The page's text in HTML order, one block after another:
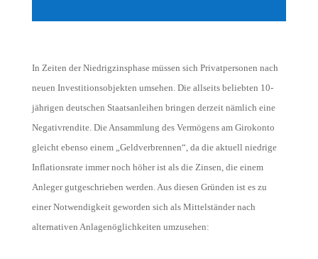
In Zeiten der Niedrigzinsphase müssen sich Privatpersonen nach
neuen Investitionsobjekten umsehen. Die allseits beliebten 10-
jährigen deutschen Staatsanleihen bringen derzeit nämlich eine
Negativrendite. Die Ansammlung des Vermögens am Girokonto
gleicht ebenso einem „Geldverbrennen“, da die aktuell niedrige
Inflationsrate immer noch höher ist als die Zinsen, die einem
Anleger gutgeschrieben werden. Aus diesen Gründen ist es zu
einer Notwendigkeit geworden sich als Mittelständer nach
alternativen Anlagenöglichkeiten umzusehen: